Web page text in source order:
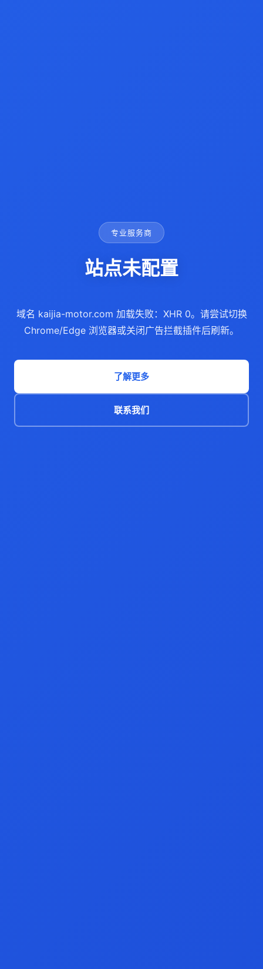
专业服务商
站点未配置
域名 kaijia-motor.com 加载失败：XHR 0。请尝试切换
Chrome/Edge 浏览器或关闭广告拦截插件后刷新。
了解更多
联系我们